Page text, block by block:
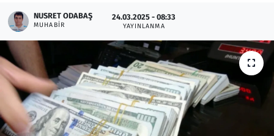
NUSRET ODABAŞ
MUHABIR
24.03.2025 - 08:33
YAYINLANMA
Oyun
Ramazan
Resmi İlanlar
Rüya Tabirleri